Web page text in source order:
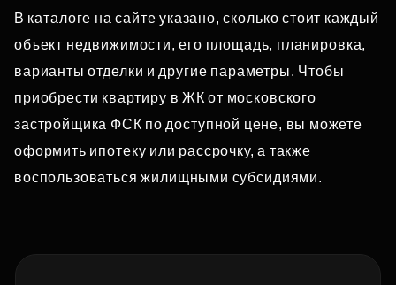
В каталоге на сайте указано, сколько стоит каждый
объект недвижимости, его площадь, планировка,
варианты отделки и другие параметры. Чтобы
приобрести квартиру в ЖК от московского
застройщика ФСК по доступной цене, вы можете
оформить ипотеку или рассрочку, а также
воспользоваться жилищными субсидиями.